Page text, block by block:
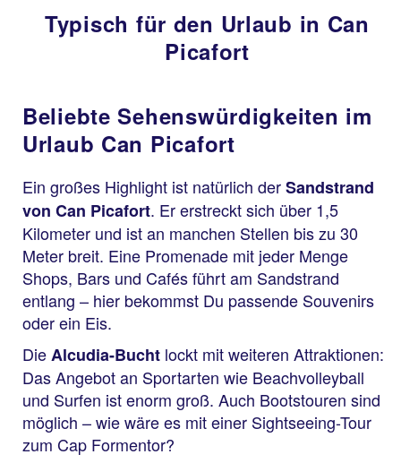
Typisch für den Urlaub in Can
Picafort
Beliebte Sehenswürdigkeiten im
Urlaub Can Picafort
Ein großes Highlight ist natürlich derSandstrand
von Can Picafort. Er erstreckt sich über 1,5
Kilometer und ist an manchen Stellen bis zu 30
Meter breit. Eine Promenade mit jeder Menge
Shops, Bars und Cafés führt am Sandstrand
entlang – hier bekommst Du passende Souvenirs
oder ein Eis.
DieAlcudia-Bucht lockt mit weiteren Attraktionen:
Das Angebot an Sportarten wie Beachvolleyball
und Surfen ist enorm groß. Auch Bootstouren sind
möglich – wie wäre es mit einer Sightseeing-Tour
zum Cap Formentor?